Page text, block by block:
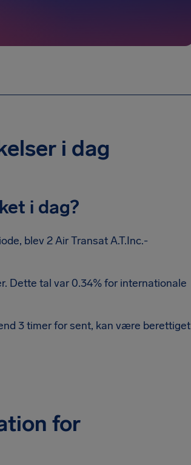
i dag
i dag?
blev 2 Air Transat A.T.Inc.-
Dette tal var 0.34% for internationale
3 timer for sent, kan være berettiget
for